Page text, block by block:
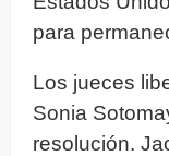
para
Los jueces
Sonia
resolución.